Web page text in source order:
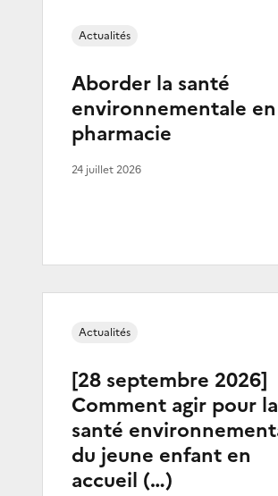
Aborder la santé
environnementale en
pharmacie
Actualités
24 juillet 2026
[28 septembre 2026]
Comment agir pour la
santé
du jeune enfant en
accueil (…)
Actualités